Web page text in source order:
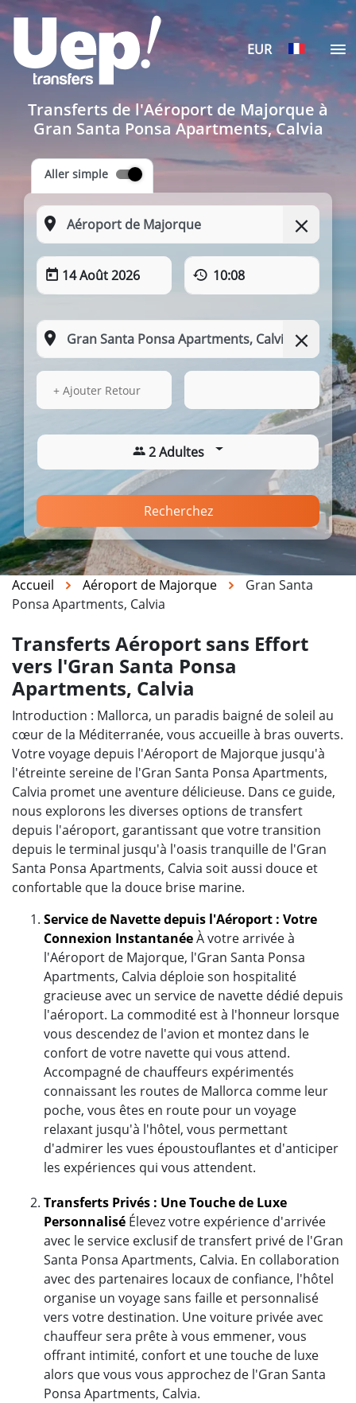
EUR
Transferts de l'Aéroport de Majorque à
Gran Santa Ponsa Apartments, Calvia
Aller simple
14 Août 2026 10:08
14 Août 2026
+ Ajouter Retour
2 Adultes
Recherchez
Accueil Aéroport de Majorque
Gran Santa
Ponsa Apartments, Calvia
Transferts Aéroport sans Effort
vers l'Gran Santa Ponsa
Apartments, Calvia
Introduction : Mallorca, un paradis baigné de soleil au
cœur de la Méditerranée, vous accueille à bras ouverts.
Votre voyage depuis l'Aéroport de Majorque jusqu'à
l'étreinte sereine de l'Gran Santa Ponsa Apartments,
Calvia promet une aventure délicieuse. Dans ce guide,
nous explorons les diverses options de transfert
depuis l'aéroport, garantissant que votre transition
depuis le terminal jusqu'à l'oasis tranquille de l'Gran
Santa Ponsa Apartments, Calvia soit aussi douce et
confortable que la douce brise marine.
Service de Navette depuis l'Aéroport : Votre
Connexion InstantanéeÀ votre arrivée à
l'Aéroport de Majorque, l'Gran Santa Ponsa
Apartments, Calvia déploie son hospitalité
gracieuse avec un service de navette dédié depuis
l'aéroport. La commodité est à l'honneur lorsque
vous descendez de l'avion et montez dans le
confort de votre navette qui vous attend.
Accompagné de chauffeurs expérimentés
connaissant les routes de Mallorca comme leur
poche, vous êtes en route pour un voyage
relaxant jusqu'à l'hôtel, vous permettant
d'admirer les vues époustouflantes et d'anticiper
les expériences qui vous attendent.
Transferts Privés : Une Touche de Luxe
Personnalisé Élevez votre expérience d'arrivée
avec le service exclusif de transfert privé de l'Gran
Santa Ponsa Apartments, Calvia. En collaboration
avec des partenaires locaux de confiance, l'hôtel
organise un voyage sans faille et personnalisé
vers votre destination. Une voiture privée avec
chauffeur sera prête à vous emmener, vous
offrant intimité, confort et une touche de luxe
alors que vous vous approchez de l'Gran Santa
Ponsa Apartments, Calvia.